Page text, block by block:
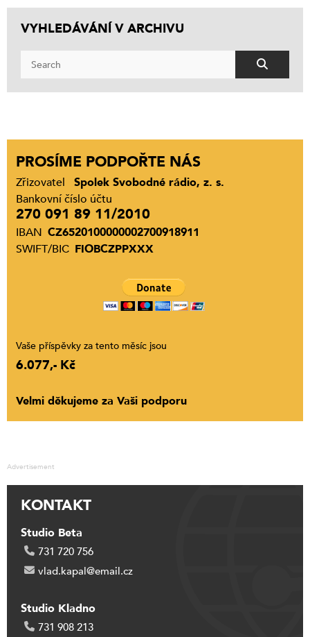
VYHLEDÁVÁNÍ V ARCHIVU
PROSÍME PODPOŘTE NÁS
Zřizovatel
Spolek Svobodné rádio, z. s.
Bankovní číslo účtu
270 091 89 11/2010
IBAN CZ6520100000002700918911
SWIFT/BIC FIOBCZPPXXX
Vaše příspěvky za tento měsíc jsou
6.077,- Kč
Velmi děkujeme za Vaši podporu
Advertisement
KONTAKT
Studio Beta
731 720 756
vlad.kapal@email.cz
Studio Kladno
731 908 213